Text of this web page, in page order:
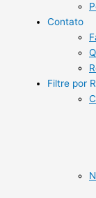
Contato
Filtre por